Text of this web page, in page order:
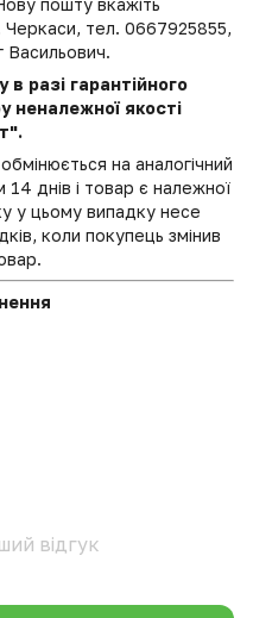
пошту вкажіть
тел. 0667925855,
разі гарантійного
неналежної якості
на аналогічний
днів і товар є належної
у цьому випадку несе
коли покупець змінив
відгук